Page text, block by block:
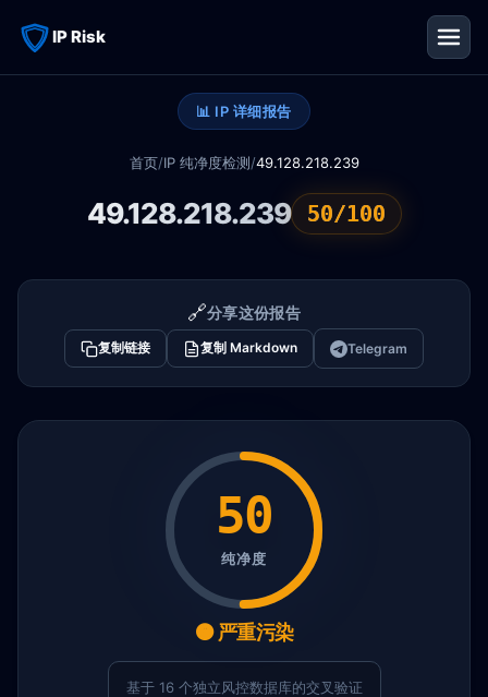
IP Risk
📊 IP 详细报告
首页/IP 纯净度检测/49.128.218.239
49.128.218.239 50/100
🔗分享这份报告
复制链接 复制 Markdown Telegram
50
纯净度
🟠 严重污染
基于 16 个独立风控数据库的交叉验证